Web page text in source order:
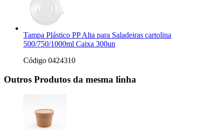
Tampa Plástico PP Alta para Saladeiras cartolina
500/750/1000ml Caixa 300un
Código 0424310
Outros Produtos da mesma linha